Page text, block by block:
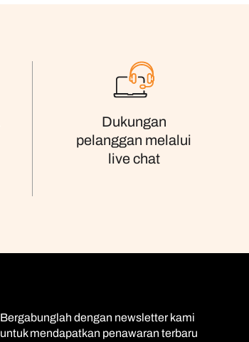
Dukungan
pelanggan melalui
live chat
Bergabunglah dengan newsletter kami
untuk mendapatkan penawaran terbaru